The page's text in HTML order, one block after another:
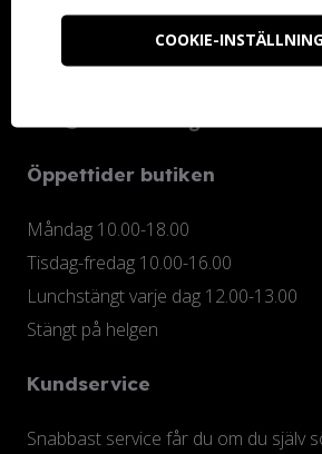
Kontoristgatan 10
Öppettider butiken
Måndag 10.00-18.00
Tisdag-fredag 10.00-16.00
Lunchstängt varje dag 12.00-13.00
Stängt på helgen
Kundservice
Snabbast service får du om du själv
COOKIE-